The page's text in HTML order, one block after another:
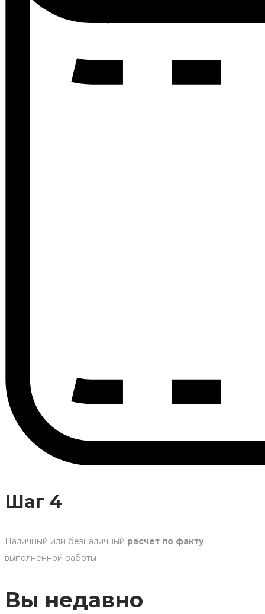
Шаг 4
Наличный или безналичный расчет по факту
выполненной работы
Вы недавно